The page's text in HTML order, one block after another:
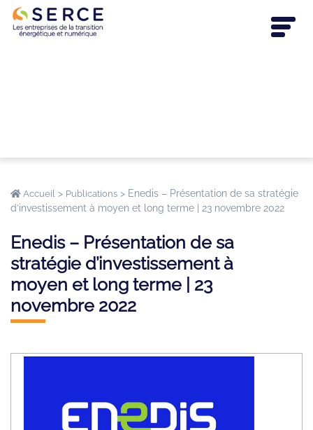
Accueil > Publications > Enedis – Présentation de sa stratégie
d’investissement à moyen et long terme | 23 novembre 2022
Enedis – Présentation de sa
stratégie d’investissement à
moyen et long terme | 23
novembre 2022